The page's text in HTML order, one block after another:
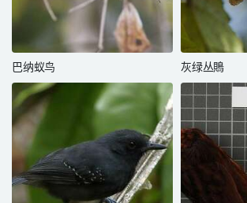
巴纳蚁鸟 灰绿丛鵙